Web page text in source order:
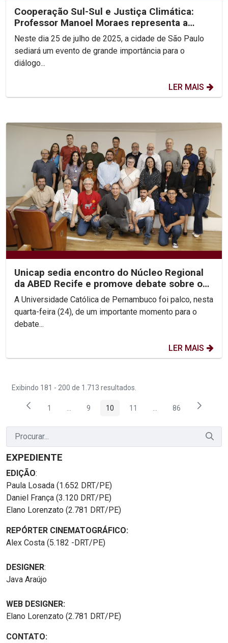
Cooperação Sul-Sul e Justiça Climática:
Professor Manoel Moraes representa a
UNICAP em sua 2ª...
Neste dia 25 de julho de 2025, a cidade de São Paulo
sediará um evento de grande importância para o
diálogo...
LER MAIS
Unicap sedia encontro do Núcleo Regional
da ABED Recife e promove debate sobre os
rumos da EAD no...
A Universidade Católica de Pernambuco foi palco, nesta
quarta-feira (24), de um importante momento para o
debate...
LER MAIS
Exibindo 181 - 200 de 1.713 resultados.
Página
1 Páginas intermediárias Usar ABA para navegar.
Página
9 Página
10 Página
11 PáginasPágina
86
EXPEDIENTE
EDIÇÃO:
Paula Losada (1.652 DRT/PE)
Daniel França (3.120 DRT/PE)
Elano Lorenzato (2.781 DRT/PE)
REPÓRTER CINEMATOGRÁFICO:
Alex Costa (5.182 -DRT/PE)
DESIGNER:
Java Araújo
WEB DESIGNER:
Elano Lorenzato (2.781 DRT/PE)
CONTATO: